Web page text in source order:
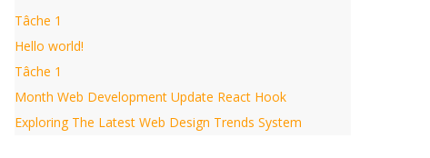
Tâche 1
Hello world!
Tâche 1
Month Web Development Update React Hook
Exploring The Latest Web Design Trends System